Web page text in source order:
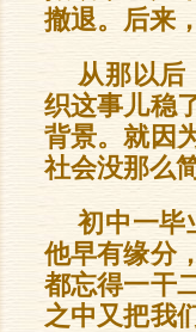
撤退。后来
从那以后
织这事儿稳
背景。就因
社会没那么
初中一毕
他早有缘分
都忘得一干
之中又把我